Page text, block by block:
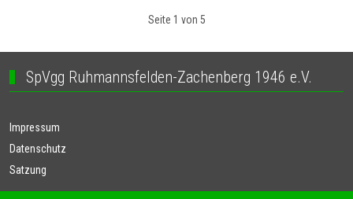
Seite 1 von 5
SpVgg Ruhmannsfelden-Zachenberg 1946 e.V.
Impressum
Datenschutz
Satzung